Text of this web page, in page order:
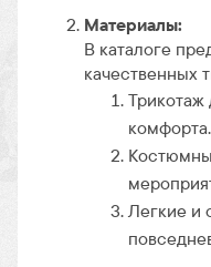
Материалы:
В каталоге
качественных
Трикотаж
комфорта.
Легкие и